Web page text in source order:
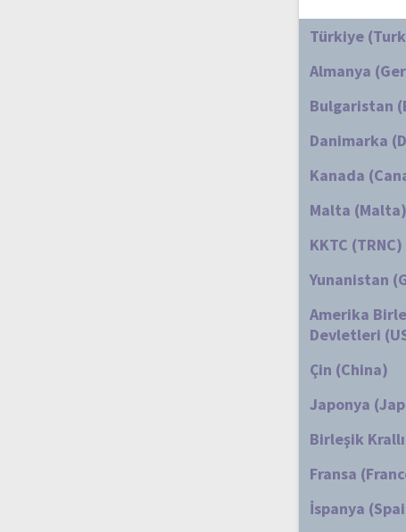
Türkiye
Almanya
Bulgaristan
Danimarka
Kanada
Malta (Malta)
KKTC (TRNC)
Yunanistan
Amerika
Devletleri
Çin (China)
Japonya
Birleşik
Fransa
İspanya